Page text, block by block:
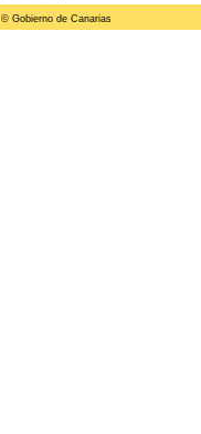
© Gobierno de Canarias